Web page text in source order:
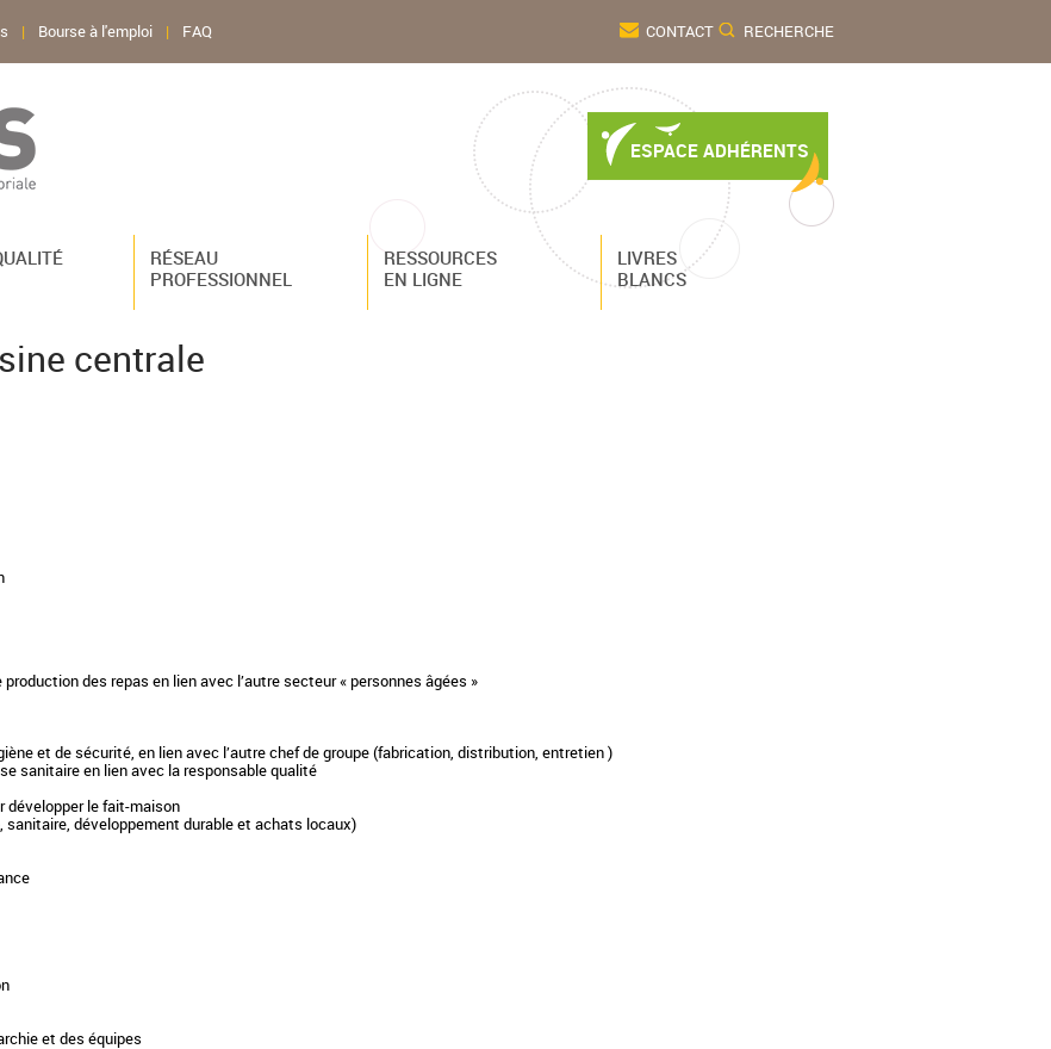
| Bourse à l'emploi | FAQ CONTACT RECHERCHE
ESPACE ADHÉRENTS
RÉSEAU
PROFESSIONNEL
RESSOURCES
EN LIGNE
LIVRES
BLANCS
centrale
des repas en lien avec l’autre secteur « personnes âgées »
et de sécurité, en lien avec l’autre chef de groupe (fabrication, distribution, entretien )
sanitaire en lien avec la responsable qualité
développer le fait-maison
développement durable et achats locaux)
et des équipes